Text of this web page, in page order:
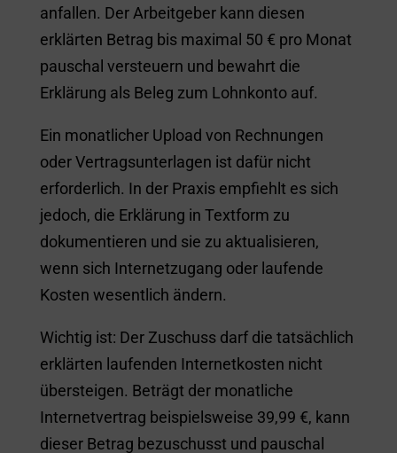
anfallen. Der Arbeitgeber kann diesen
erklärten Betrag bis maximal 50 € pro Monat
pauschal versteuern und bewahrt die
Erklärung als Beleg zum Lohnkonto auf.
Ein monatlicher Upload von Rechnungen
oder Vertragsunterlagen ist dafür nicht
erforderlich. In der Praxis empfiehlt es sich
jedoch, die Erklärung in Textform zu
dokumentieren und sie zu aktualisieren,
wenn sich Internetzugang oder laufende
Kosten wesentlich ändern.
Wichtig ist: Der Zuschuss darf die tatsächlich
erklärten laufenden Internetkosten nicht
übersteigen. Beträgt der monatliche
Internetvertrag beispielsweise 39,99 €, kann
dieser Betrag bezuschusst und pauschal